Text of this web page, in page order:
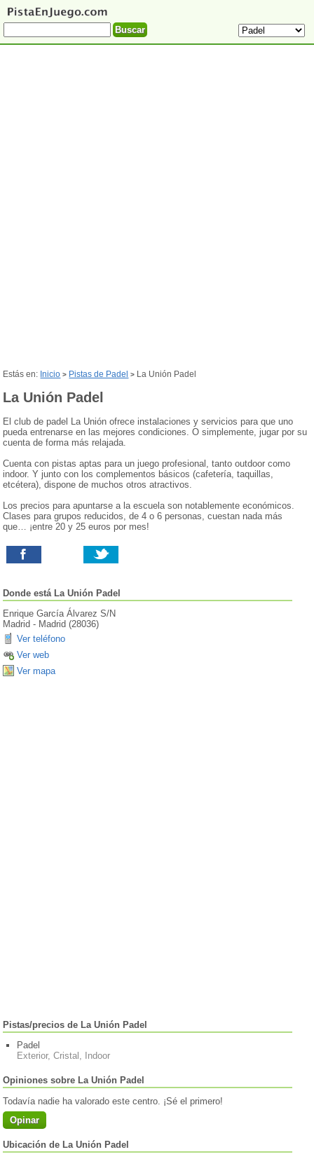
Estás en: Inicio > Pistas de Padel > La Unión Padel
La Unión Padel
El club de padel La Unión ofrece instalaciones y servicios para que uno
pueda entrenarse en las mejores condiciones. O simplemente, jugar por su
cuenta de forma más relajada.
Cuenta con pistas aptas para un juego profesional, tanto outdoor como
indoor. Y junto con los complementos básicos (cafetería, taquillas,
etcétera), dispone de muchos otros atractivos.
Los precios para apuntarse a la escuela son notablemente económicos.
Clases para grupos reducidos, de 4 o 6 personas, cuestan nada más
que… ¡entre 20 y 25 euros por mes!
Donde está La Unión Padel
Enrique García Álvarez S/N
Madrid - Madrid (28036)
Ver teléfono
Ver web
Ver mapa
Pistas/precios de La Unión Padel
Padel
Exterior, Cristal, Indoor
Opiniones sobre La Unión Padel
Todavía nadie ha valorado este centro. ¡Sé el primero!
Opinar
Ubicación de La Unión Padel